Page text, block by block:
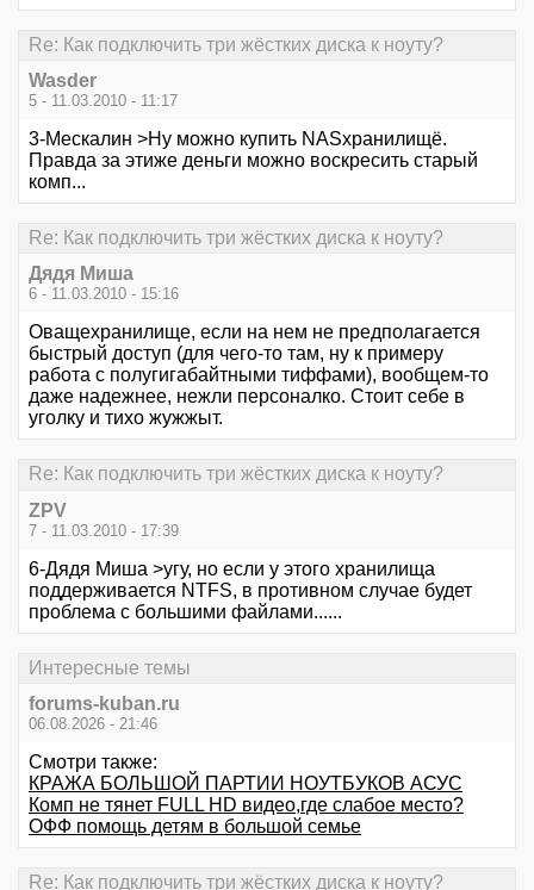
Re: Как подключить три жёстких диска к ноуту?
Wasder
5 - 11.03.2010 - 11:17
3-Мескалин >Ну можно купить NASхранилищё.
Правда за этиже деньги можно воскресить старый
комп...
Re: Как подключить три жёстких диска к ноуту?
Дядя Миша
6 - 11.03.2010 - 15:16
Оващехранилище, если на нем не предполагается
быстрый доступ (для чего-то там, ну к примеру
работа с полугигабайтными тиффами), вообщем-то
даже надежнее, нежли персоналко. Стоит себе в
уголку и тихо жужжыт.
Re: Как подключить три жёстких диска к ноуту?
ZPV
7 - 11.03.2010 - 17:39
6-Дядя Миша >угу, но если у этого хранилища
поддерживается NTFS, в противном случае будет
проблема с большими файлами......
Интересные темы
forums-kuban.ru
06.08.2026 - 21:46
Смотри также:
КРАЖА БОЛЬШОЙ ПАРТИИ НОУТБУКОВ АСУС
Комп не тянет FULL HD видео,где слабое место?
ОФФ помощь детям в большой семье
Re: Как подключить три жёстких диска к ноуту?